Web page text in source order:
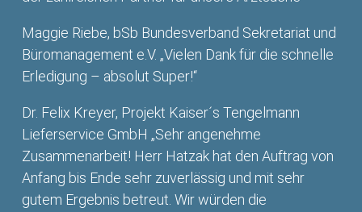
Maggie Riebe, bSb Bundesverband Sekretariat und
Büromanagement e.V. „Vielen Dank für die schnelle
Erledigung – absolut Super!“
Dr. Felix Kreyer, Projekt Kaiser´s Tengelmann
Lieferservice GmbH „Sehr angenehme
Zusammenarbeit! Herr Hatzak hat den Auftrag von
Anfang bis Ende sehr zuverlässig und mit sehr
gutem Ergebnis betreut. Wir würden die